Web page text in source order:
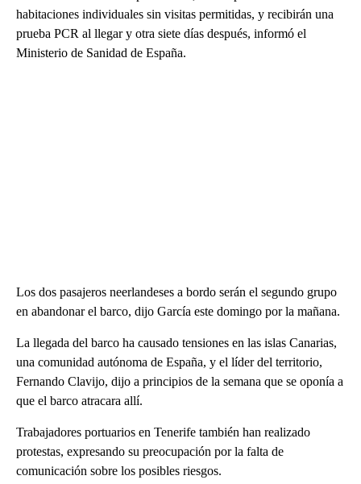
habitaciones individuales sin visitas permitidas, y recibirán una
prueba PCR al llegar y otra siete días después, informó el
Ministerio de Sanidad de España.
Los dos pasajeros neerlandeses a bordo serán el segundo grupo
en abandonar el barco, dijo García este domingo por la mañana.
La llegada del barco ha causado tensiones en las islas Canarias,
una comunidad autónoma de España, y el líder del territorio,
Fernando Clavijo, dijo a principios de la semana que se oponía a
que el barco atracara allí.
Trabajadores portuarios en Tenerife también han realizado
protestas, expresando su preocupación por la falta de
comunicación sobre los posibles riesgos.